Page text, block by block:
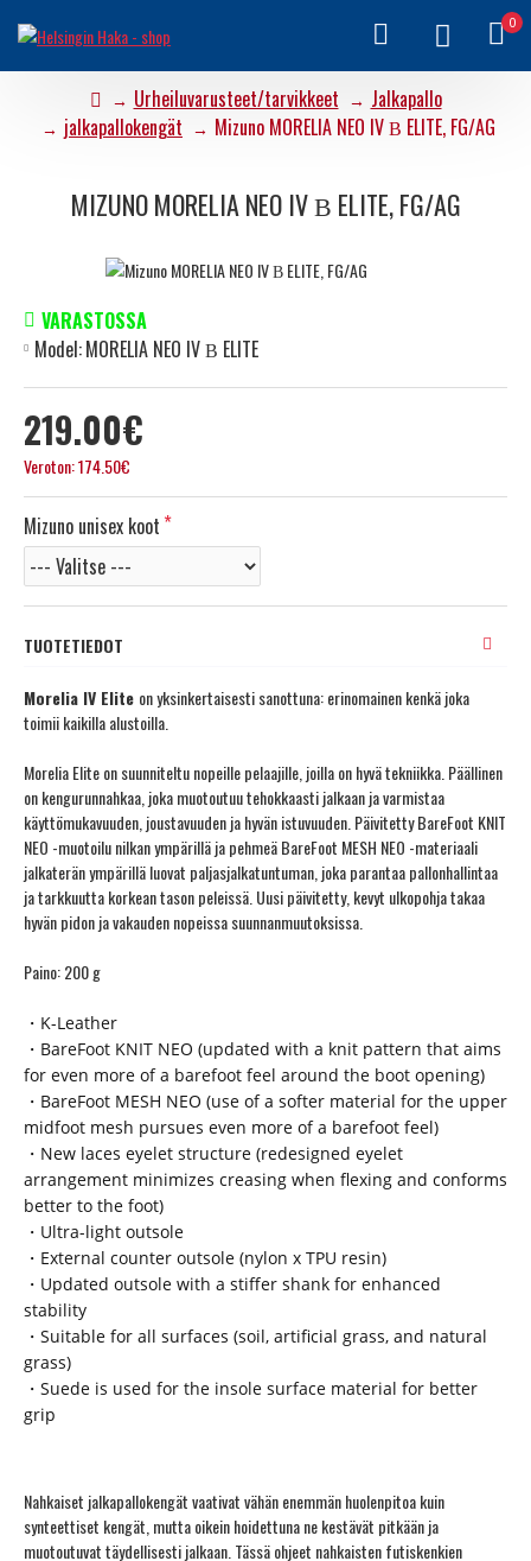
0
Urheiluvarusteet/tarvikkeet
Jalkapallo
jalkapallokengät
Mizuno MORELIA NEO IV Β ELITE, FG/AG
MIZUNO MORELIA NEO IV Β ELITE, FG/AG
219.00€
Veroton: 174.50€
VARASTOSSA
Model:MORELIA NEO IV Β ELITE
Mizuno unisex koot
TUOTETIEDOT
Morelia IV Elite on yksinkertaisesti sanottuna: erinomainen kenkä joka
toimii kaikilla alustoilla.
Morelia Elite on suunniteltu nopeille pelaajille, joilla on hyvä tekniikka. Päällinen
on kengurunnahkaa, joka muotoutuu tehokkaasti jalkaan ja varmistaa
käyttömukavuuden, joustavuuden ja hyvän istuvuuden. Päivitetty BareFoot KNIT
NEO -muotoilu nilkan ympärillä ja pehmeä BareFoot MESH NEO -materiaali
jalkaterän ympärillä luovat paljasjalkatuntuman, joka parantaa pallonhallintaa
ja tarkkuutta korkean tason peleissä. Uusi päivitetty, kevyt ulkopohja takaa
hyvän pidon ja vakauden nopeissa suunnanmuutoksissa.
Paino: 200 g
・K-Leather
・BareFoot KNIT NEO (updated with a knit pattern that aims
for even more of a barefoot feel around the boot opening)
・BareFoot MESH NEO (use of a softer material for the upper
midfoot mesh pursues even more of a barefoot feel)
・New laces eyelet structure (redesigned eyelet
arrangement minimizes creasing when flexing and conforms
better to the foot)
・Ultra-light outsole
・External counter outsole (nylon x TPU resin)
・Updated outsole with a stiffer shank for enhanced
stability
・Suitable for all surfaces (soil, artificial grass, and natural
grass)
・Suede is used for the insole surface material for better
grip
Nahkaiset jalkapallokengät vaativat vähän enemmän huolenpitoa kuin
synteettiset kengät, mutta oikein hoidettuna ne kestävät pitkään ja
muotoutuvat täydellisesti jalkaan. Tässä ohjeet nahkaisten futiskenkien